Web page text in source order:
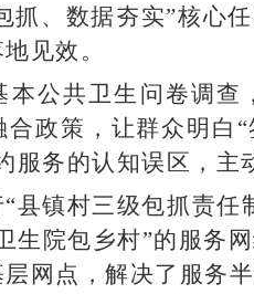
抓、数据夯实”核心
见效。
本公共卫生问卷调查
政策，让群众明白
服务的认知误区，主
县镇村三级包抓责任
生院包乡村”的服务
网点，解决了服务